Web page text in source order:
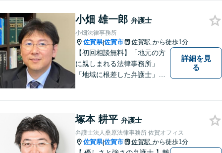
小畑 雄一郎 弁護士
小畑法律事務所
佐賀県|佐賀市 佐賀駅 から徒歩1分
【初回相談無料】「地元の方
に親しまれる法律事務所」
「地域に根差した弁護士」を
など幅広く対応しております
ので、まずはお気軽にご相談
下さい。【JR佐賀駅1分】
【子連れ相談可】
詳細を見
る
塚本 耕平 弁護士
弁護士法人桑原法律事務所 佐賀オフィス
佐賀県|佐賀市 佐賀駅 から徒歩1分